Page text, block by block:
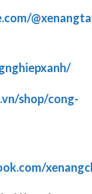
shop/cong-